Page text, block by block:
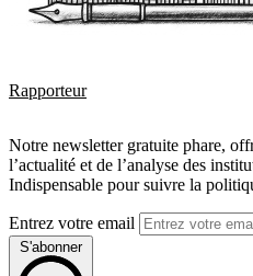
Rapporteur
Notre newsletter gratuite phare,
l’actualité et de l’analyse des
Indispensable pour suivre la
Entrez votre email
S'abonner